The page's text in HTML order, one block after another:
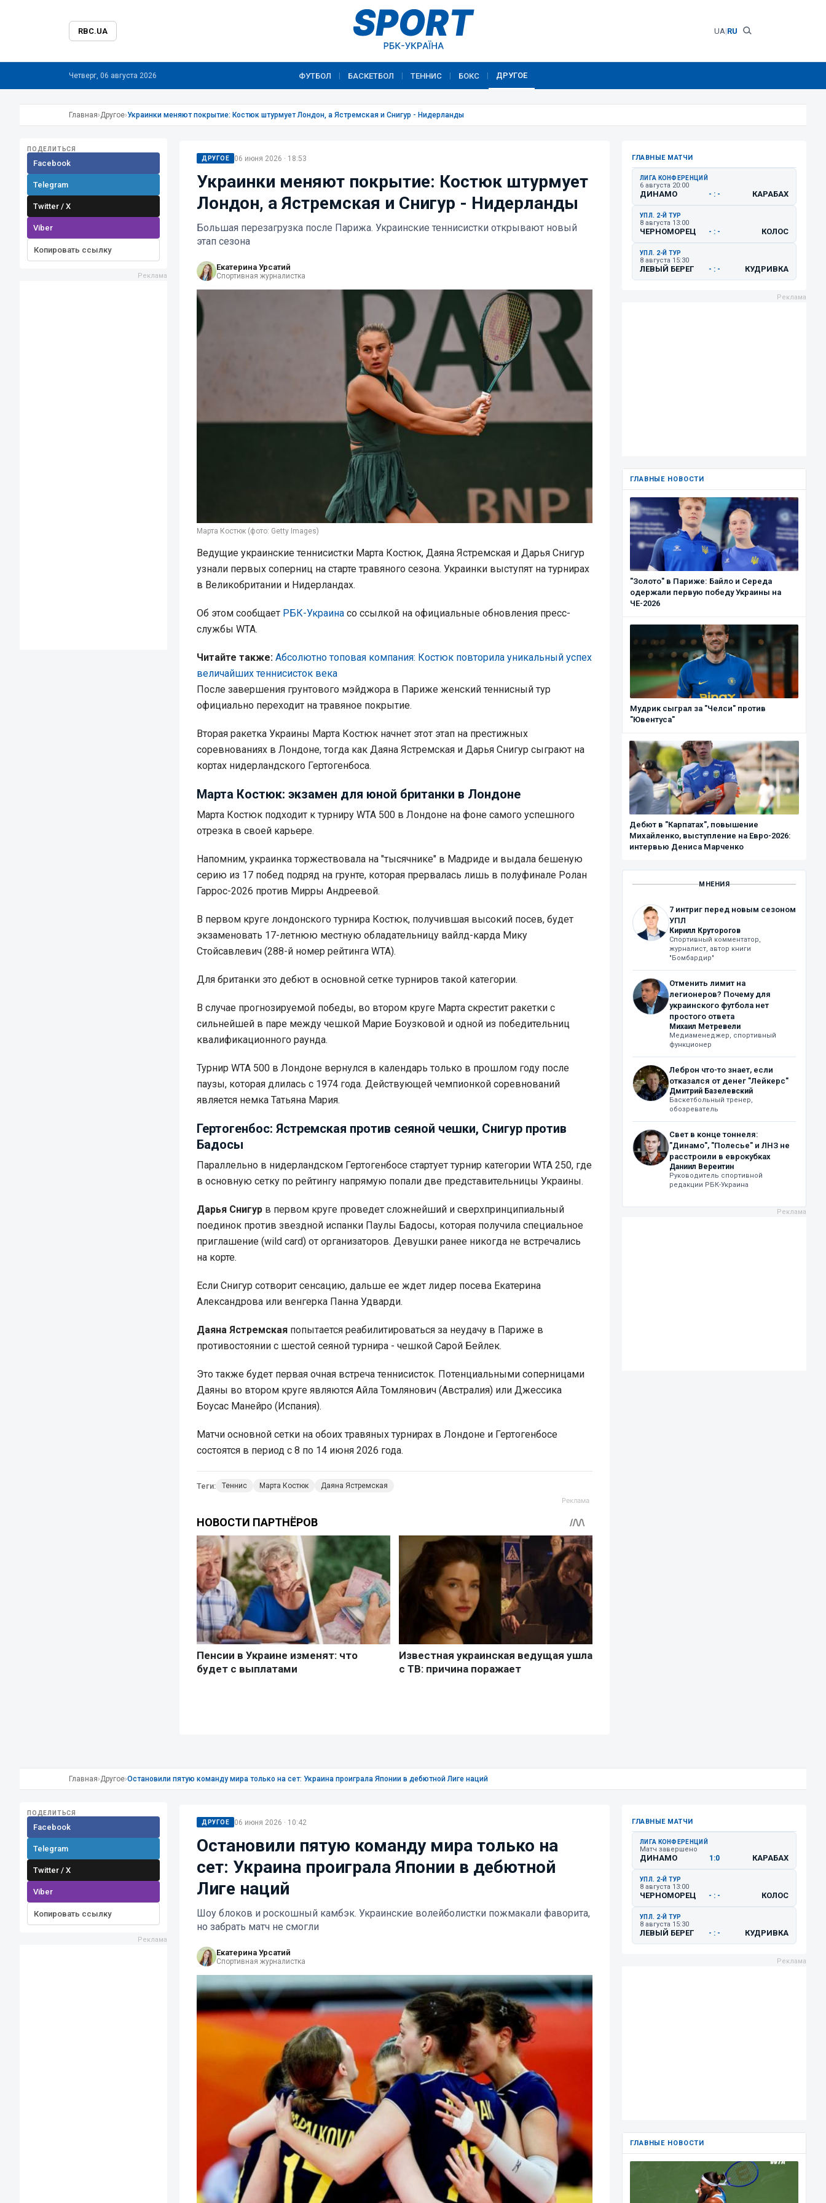
RBC.UA UA|RU
Четверг, 06 августа 2026 ФУТБОЛ БАСКЕТБОЛ ТЕННИС БОКС ДРУГОЕ
Главная›Другое›Украинки меняют покрытие: Костюк штурмует Лондон, а Ястремская и Снигур - Нидерланды
ПОДЕЛИТЬСЯ
Facebook
Telegram
Twitter / X
Viber
Копировать ссылку
ДРУГОЕ 06 июня 2026 · 18:53
Украинки меняют покрытие: Костюк штурмует
Лондон, а Ястремская и Снигур - Нидерланды
Большая перезагрузка после Парижа. Украинские теннисистки открывают новый
этап сезона
Екатерина Урсатий
Спортивная журналистка
Марта Костюк (фото: Getty Images)
Ведущие украинские теннисистки Марта Костюк, Даяна Ястремская и Дарья Снигур
узнали первых соперниц на старте травяного сезона. Украинки выступят на турнирах
в Великобритании и Нидерландах.
Об этом сообщает РБК-Украина со ссылкой на официальные обновления пресс-
службы WTA.
Читайте также: Абсолютно топовая компания: Костюк повторила уникальный успех
величайших теннисисток века
После завершения грунтового мэйджора в Париже женский теннисный тур
официально переходит на травяное покрытие.
Вторая ракетка Украины Марта Костюк начнет этот этап на престижных
соревнованиях в Лондоне, тогда как Даяна Ястремская и Дарья Снигур сыграют на
кортах нидерландского Гертогенбоса.
Марта Костюк: экзамен для юной британки в Лондоне
Марта Костюк подходит к турниру WTA 500 в Лондоне на фоне самого успешного
отрезка в своей карьере.
Напомним, украинка торжествовала на "тысячнике" в Мадриде и выдала бешеную
серию из 17 побед подряд на грунте, которая прервалась лишь в полуфинале Ролан
Гаррос-2026 против Мирры Андреевой.
В первом круге лондонского турнира Костюк, получившая высокий посев, будет
экзаменовать 17-летнюю местную обладательницу вайлд-карда Мику
Стойсавлевич (288-й номер рейтинга WTA).
Для британки это дебют в основной сетке турниров такой категории.
В случае прогнозируемой победы, во втором круге Марта скрестит ракетки с
сильнейшей в паре между чешкой Марие Боузковой и одной из победительниц
квалификационного раунда.
Турнир WTA 500 в Лондоне вернулся в календарь только в прошлом году после
паузы, которая длилась с 1974 года. Действующей чемпионкой соревнований
является немка Татьяна Мария.
Гертогенбос: Ястремская против сеяной чешки, Снигур против
Бадосы
Параллельно в нидерландском Гертогенбосе стартует турнир категории WTA 250, где
в основную сетку по рейтингу напрямую попали две представительницы Украины.
Дарья Снигур в первом круге проведет сложнейший и сверхпринципиальный
поединок против звездной испанки Паулы Бадосы, которая получила специальное
приглашение (wild card) от организаторов. Девушки ранее никогда не встречались
на корте.
Если Снигур сотворит сенсацию, дальше ее ждет лидер посева Екатерина
Александрова или венгерка Панна Удварди.
Даяна Ястремская попытается реабилитироваться за неудачу в Париже в
противостоянии с шестой сеяной турнира - чешкой Сарой Бейлек.
Это также будет первая очная встреча теннисисток. Потенциальными соперницами
Даяны во втором круге являются Айла Томлянович (Австралия) или Джессика
Боусас Манейро (Испания).
Матчи основной сетки на обоих травяных турнирах в Лондоне и Гертогенбосе
состоятся в период с 8 по 14 июня 2026 года.
Теги: Теннис Марта Костюк Даяна Ястремская
ГЛАВНЫЕ МАТЧИ
ЛИГА КОНФЕРЕНЦИЙ
6 августа 20:00
ДИНАМО - : - КАРАБАХ
УПЛ. 2-Й ТУР
8 августа 13:00
ЧЕРНОМОРЕЦ - : - КОЛОС
УПЛ. 2-Й ТУР
8 августа 15:30
ЛЕВЫЙ БЕРЕГ - : - КУДРИВКА
ГЛАВНЫЕ НОВОСТИ
"Золото" в Париже: Байло и Середа
одержали первую победу Украины на
ЧЕ-2026
Мудрик сыграл за "Челси" против
"Ювентуса"
Дебют в "Карпатах", повышение
Михайленко, выступление на Евро-2026:
интервью Дениса Марченко
МНЕНИЯ
7 интриг перед новым сезоном
УПЛ
Кирилл Круторогов
Спортивный комментатор,
журналист, автор книги
"Бомбардир"
Отменить лимит на
легионеров? Почему для
украинского футбола нет
простого ответа
Михаил Метревели
Медиаменеджер, спортивный
функционер
Леброн что-то знает, если
отказался от денег "Лейкерс"
Дмитрий Базелевский
Баскетбольный тренер,
обозреватель
Свет в конце тоннеля:
"Динамо", "Полесье" и ЛНЗ не
расстроили в еврокубках
Даниил Вереитин
Руководитель спортивной
редакции РБК-Украина
Главная›Другое›Остановили пятую команду мира только на сет: Украина проиграла Японии в дебютной Лиге наций
ПОДЕЛИТЬСЯ
Facebook
Telegram
Twitter / X
Viber
Копировать ссылку
ДРУГОЕ 06 июня 2026 · 10:42
Остановили пятую команду мира только на
сет: Украина проиграла Японии в дебютной
Лиге наций
Шоу блоков и роскошный камбэк. Украинские волейболистки пожмакали фаворита,
но забрать матч не смогли
Екатерина Урсатий
Спортивная журналистка
ГЛАВНЫЕ МАТЧИ
ЛИГА КОНФЕРЕНЦИЙ
Матч завершено
ДИНАМО 1:0 КАРАБАХ
УПЛ. 2-Й ТУР
8 августа 13:00
ЧЕРНОМОРЕЦ - : - КОЛОС
УПЛ. 2-Й ТУР
8 августа 15:30
ЛЕВЫЙ БЕРЕГ - : - КУДРИВКА
ГЛАВНЫЕ НОВОСТИ